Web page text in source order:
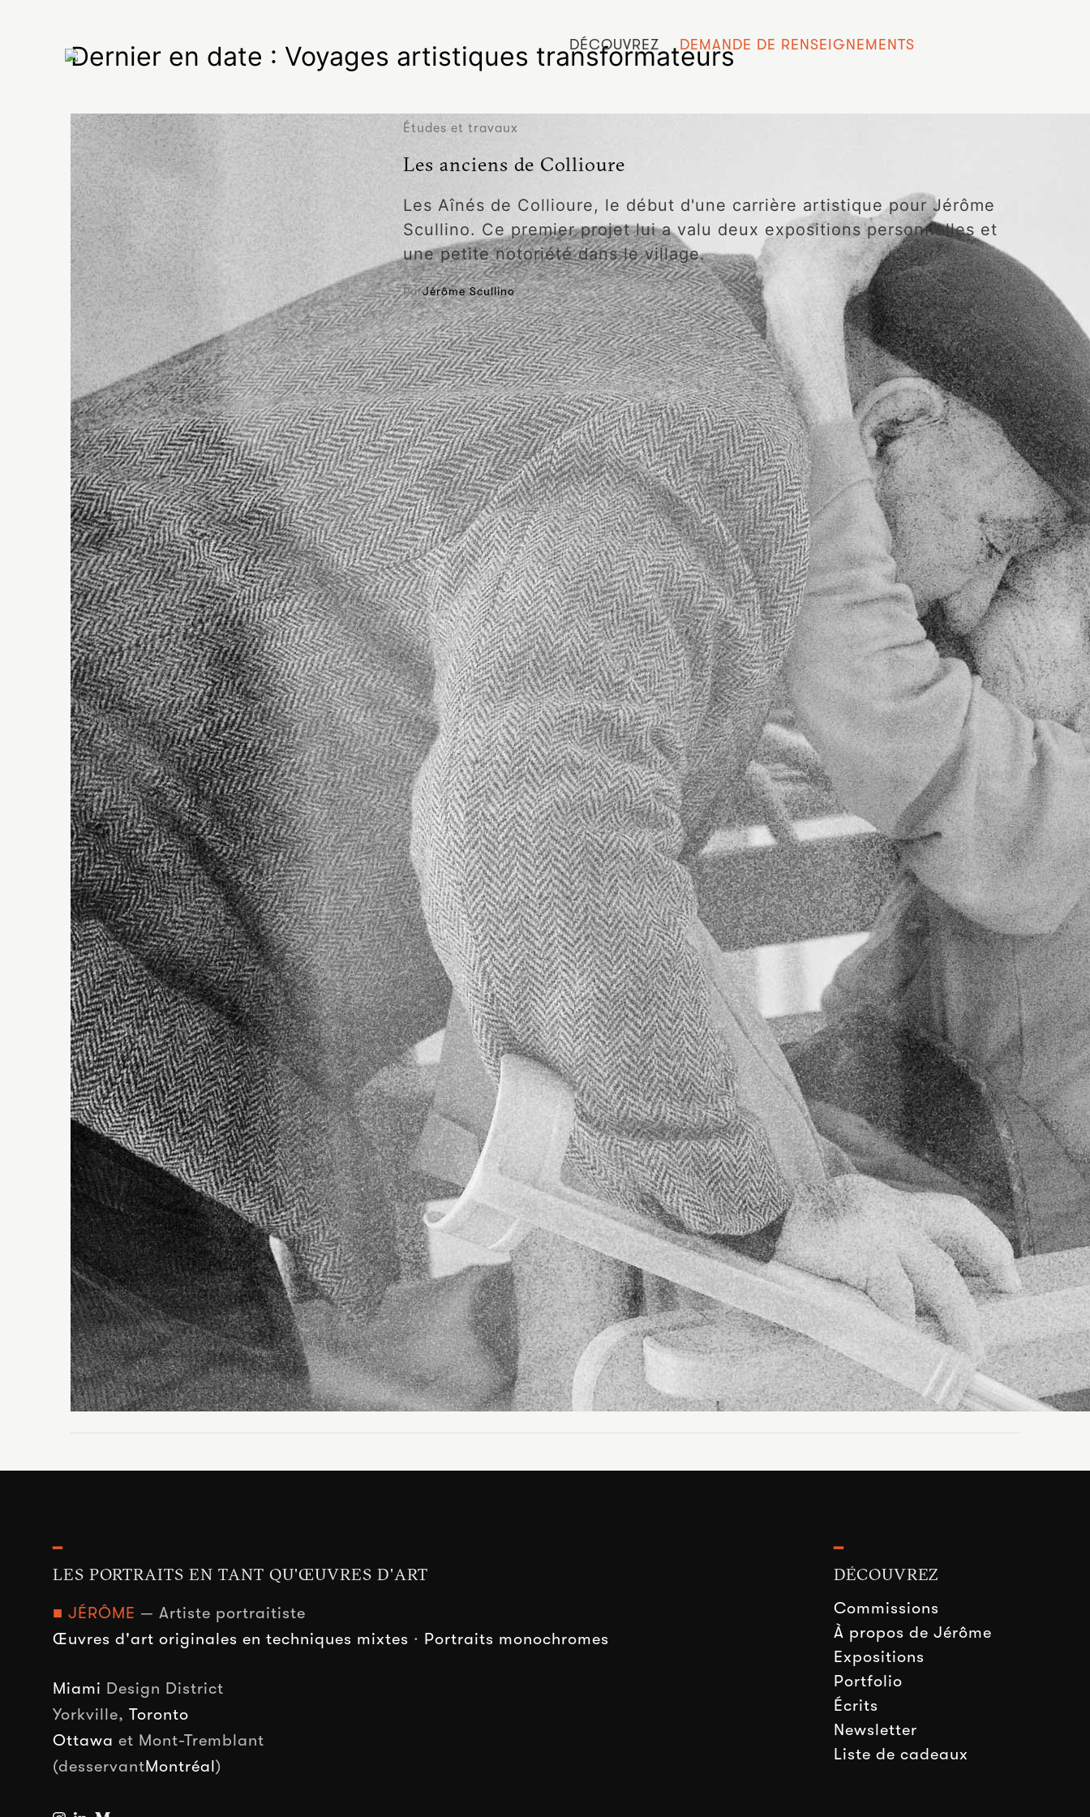
DÉCOUVREZ DEMANDE DE RENSEIGNEMENTS
Dernier en date : Voyages artistiques transformateurs
Études et travaux
Les anciens de Collioure
Les Aînés de Collioure, le début d'une carrière artistique pour Jérôme
Scullino. Ce premier projet lui a valu deux expositions personnelles et
une petite notoriété dans le village.
ParJérôme Scullino
━
LES PORTRAITS EN TANT QU'ŒUVRES D'ART
■ JÉRÔME — Artiste portraitiste
Œuvres d'art originales en techniques mixtes · Portraits monochromes
Miami Design District
Yorkville, Toronto
Ottawa et Mont-Tremblant
(desservantMontréal)
━
DÉCOUVREZ
Commissions
À propos de Jérôme
Expositions
Portfolio
Écrits
Newsletter
Liste de cadeaux